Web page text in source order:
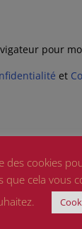
pour
et
des cookies
que cela vous